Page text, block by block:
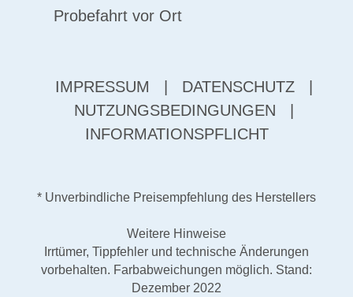
Probefahrt vor Ort
IMPRESSUM DATENSCHUTZ
NUTZUNGSBEDINGUNGEN
INFORMATIONSPFLICHT
* Unverbindliche Preisempfehlung des Herstellers
Weitere Hinweise
Irrtümer, Tippfehler und technische Änderungen
vorbehalten. Farbabweichungen möglich. Stand:
Dezember 2022